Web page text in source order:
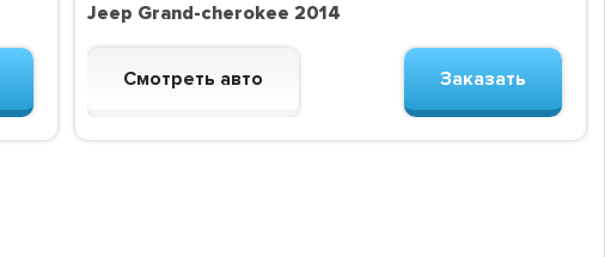
Jeep Grand-cherokee 2014
Смотреть авто Заказать